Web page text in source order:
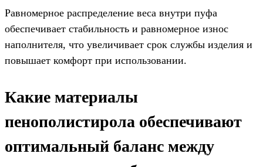
Равномерное распределение веса внутри пуфа
обеспечивает стабильность и равномерное износ
наполнителя, что увеличивает срок службы изделия и
повышает комфорт при использовании.
Какие материалы
пенополистирола обеспечивают
оптимальный баланс между